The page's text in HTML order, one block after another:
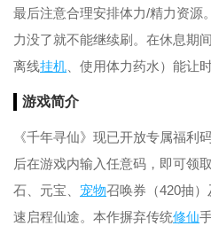
最后注意合理安排体力/精力资源
力没了就不能继续刷。在休息期
离线挂机 、使用体力药水）能让
游戏简介
《千年寻仙》现已开放专属福利
后在游戏内输入任意码，即可领
石、元宝、 宠物召唤券（420抽
速启程仙途。本作摒弃传统修仙